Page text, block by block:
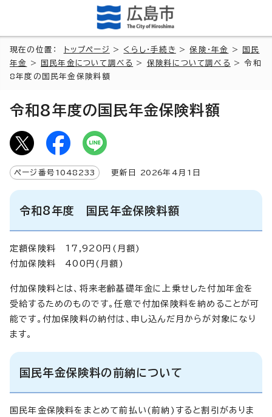
現在の位置： トップページ > くらし・手続き >保険・年金 >
国民
年金
> 国民年金について調べる > 保険料について調べる
> 令和
8年度の国民年金保険料額
令和8年度の国民年金保険料額
ページ番号 1048233 更新日 2026年4月1日
令和8年度 国民年金保険料額
定額保険料 17,920円(月額)
付加保険料 400円(月額)
付加保険料とは、将来老齢基礎年金に上乗せした付加年金を
受給するためのものです。任意で付加保険料を納めることが可
能です。付加保険料の納付は、申し込んだ月からが対象になり
ます。
国民年金保険料の前納について
国民年金保険料をまとめて前払い(前納)すると割引がありま